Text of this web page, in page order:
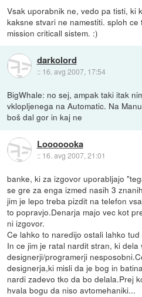
Vsak uporabnik ne, vedo pa tisti, ki
kaksne stvari ne namestiti. sploh
mission criticall sistem. :)
darkolord
:: 16. avg 2007, 17:54
BigWhale: no sej, ampak taki itak
vklopljenega na Automatic. Na
boš dal gor in kaj ne
Looooooka
:: 16. avg 2007, 21:01
banke, ki za izgovor uporabljajo
se gre za enga izmed nasih 3
jim je lepo treba pizdit na telefon
to popravjo.Denarja majo vec kot
ni izgovor.
Ce lahko to naredijo ostali lahko tud
In ce jim je ratal nardit stran, ki
designerji/programerji
designerja,ki misli da je bog in
nardi zadevo tko da bo delala.Prej
hvala bogu da niso avtomehaniki...